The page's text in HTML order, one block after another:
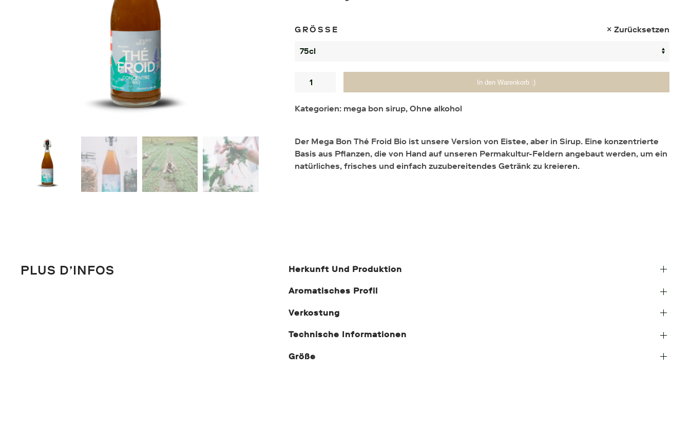
GRÖSSE Zurücksetzen
Menge In den Warenkorb :)
Kategorien: mega bon sirup, Ohne alkohol
Der Mega Bon Thé Froid Bio ist unsere Version von Eistee, aber in Sirup. Eine konzentrierte
Basis aus Pflanzen, die von Hand auf unseren Permakultur-Feldern angebaut werden, um ein
natürliches, frisches und einfach zuzubereitendes Getränk zu kreieren.
PLUS D’INFOS Herkunft Und Produktion
Aromatisches Profil
Verkostung
Technische Informationen
Größe